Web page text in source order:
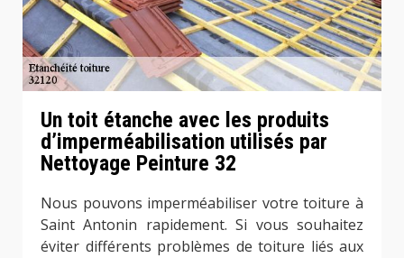
Un toit étanche avec les produits
d’imperméabilisation utilisés par
Nettoyage Peinture 32
Nous pouvons imperméabiliser votre toiture à
Saint Antonin rapidement. Si vous souhaitez
éviter différents problèmes de toiture liés aux